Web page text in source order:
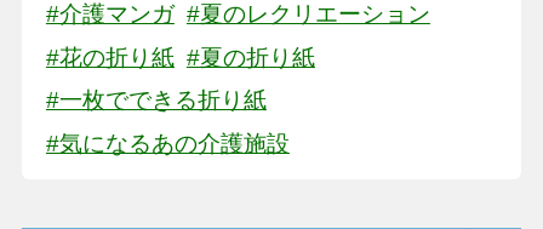
#介護マンガ #夏のレクリエーション
#花の折り紙 #夏の折り紙
#一枚でできる折り紙
#気になるあの介護施設